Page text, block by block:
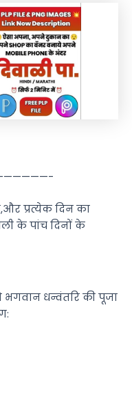
प्रत्येक दिन का
के पांच दिनों के
भगवान धन्वंतरि की पूजा